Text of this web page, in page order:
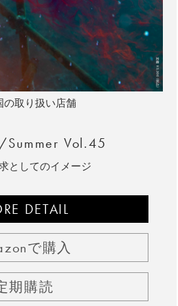
の取り扱い店舗
Vol.45
としてのイメージ
DETAIL
で購入
期購読